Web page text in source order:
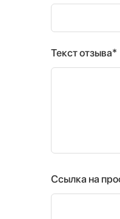
Текст отзыва*
Ссылка на